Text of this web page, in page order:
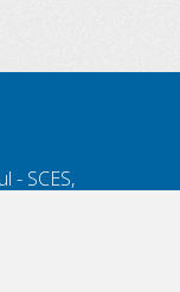
- SCES,